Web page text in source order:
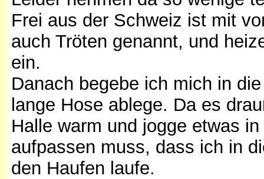
Frei aus der Schweiz ist mit
auch Tröten genannt, und
ein.
Danach begebe ich mich in
lange Hose ablege. Da es
Halle warm und jogge etwas
aufpassen muss, dass ich in
den Haufen laufe.